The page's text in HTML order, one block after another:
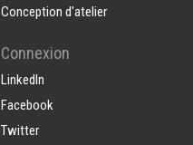
Conception d'atelier
Connexion
LinkedIn
Facebook
Twitter